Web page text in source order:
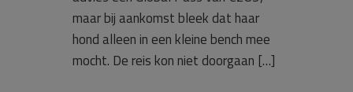
maar bij aankomst bleek dat haar
hond alleen in een kleine bench mee
mocht. De reis kon niet doorgaan […]